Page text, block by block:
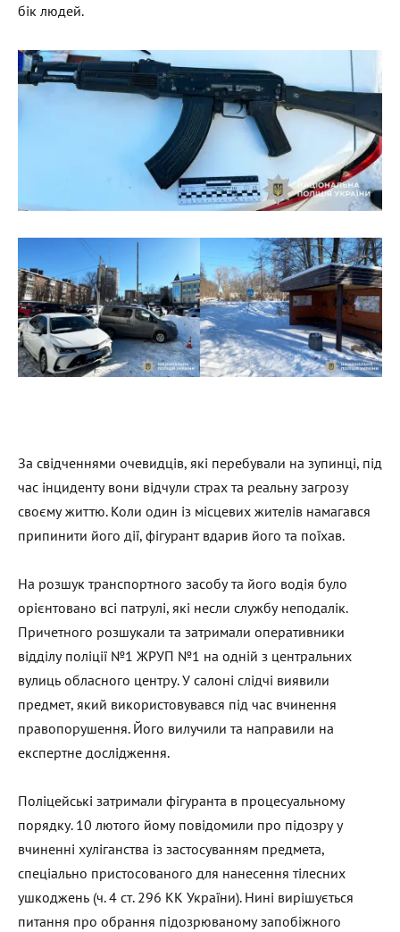
бік людей.
За свідченнями очевидців, які перебували на зупинці, під
час інциденту вони відчули страх та реальну загрозу
своєму життю. Коли один із місцевих жителів намагався
припинити його дії, фігурант вдарив його та поїхав.
На розшук транспортного засобу та його водія було
орієнтовано всі патрулі, які несли службу неподалік.
Причетного розшукали та затримали оперативники
відділу поліції №1 ЖРУП №1 на одній з центральних
вулиць обласного центру. У салоні слідчі виявили
предмет, який використовувався під час вчинення
правопорушення. Його вилучили та направили на
експертне дослідження.
Поліцейські затримали фігуранта в процесуальному
порядку. 10 лютого йому повідомили про підозру у
вчиненні хуліганства із застосуванням предмета,
спеціально пристосованого для нанесення тілесних
ушкоджень (ч. 4 ст. 296 КК України). Нині вирішується
питання про обрання підозрюваному запобіжного